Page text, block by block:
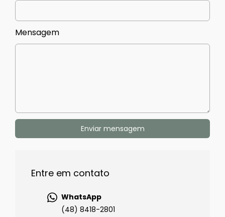
Mensagem
Enviar mensagem
Entre em contato
WhatsApp
(48) 8418-2801